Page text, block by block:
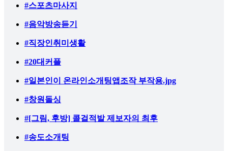
#스포츠마사지
#음악방송듣기
#직장인취미생활
#20대커플
#일본인이 온라인소개팅앱조작 부작용.jpg
#창원돌싱
#[그림, 후방] 콜걸적발 제보자의 최후
#송도소개팅